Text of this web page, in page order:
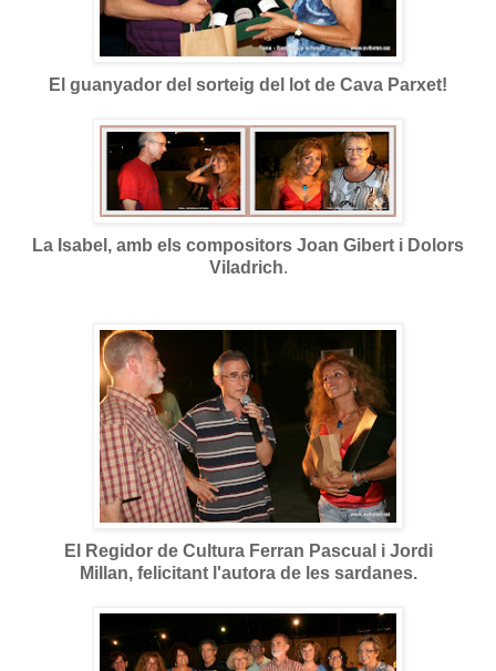
El guanyador del sorteig del lot de Cava Parxet!
La Isabel, amb els compositors Joan Gibert i Dolors
Viladrich.
El Regidor de Cultura Ferran Pascual i Jordi
Millan, felicitant l'autora de les sardanes.